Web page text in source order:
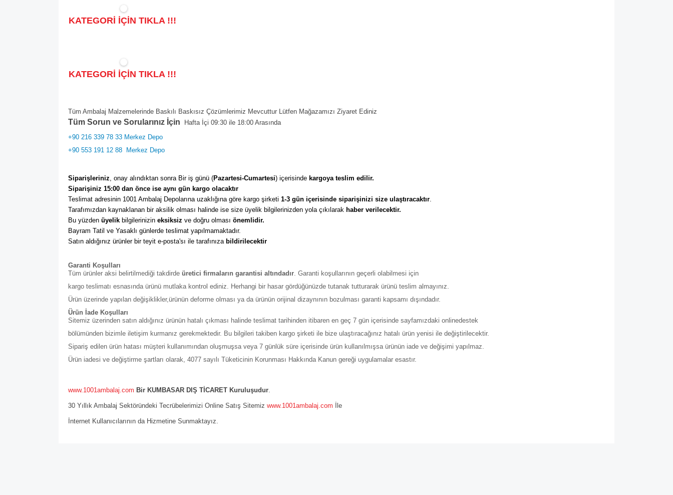
KATEGORİ İÇİN TIKLA !!!
KATEGORİ İÇİN TIKLA !!!
Tüm Ambalaj Malzemelerinde Baskılı Baskısız Çözümlerimiz Mevcuttur Lütfen Mağazamızı Ziyaret Ediniz
Tüm Sorun ve Sorularınız İçin Hafta İçi 09:30 ile 18:00 Arasında
+90 216 339 78 33 Merkez Depo
+90 553 191 12 88 Merkez Depo
Siparişleriniz, onay alındıktan sonra Bir iş günü (Pazartesi-Cumartesi) içerisinde kargoya teslim edilir.
Siparişiniz 15:00 dan önce ise aynı gün kargo olacaktır
Teslimat adresinin 1001 Ambalaj Depolarına uzaklığına göre kargo şirketi 1-3 gün içerisinde siparişinizi size ulaştıracaktır.
Tarafımızdan kaynaklanan bir aksilik olması halinde ise size üyelik bilgilerinizden yola çıkılarak haber verilecektir.
Bu yüzden üyelik bilgilerinizin eksiksiz ve doğru olması önemlidir.
Bayram Tatil ve Yasaklı günlerde teslimat yapılmamaktadır.
Satın aldığınız ürünler bir teyit e-posta'sı ile tarafınıza bildirilecektir
Garanti Koşulları
Tüm ürünler aksi belirtilmediği takdirde üretici firmaların garantisi altındadır. Garanti koşullarının geçerli olabilmesi için
kargo teslimatı esnasında ürünü mutlaka kontrol ediniz. Herhangi bir hasar gördüğünüzde tutanak tutturarak ürünü teslim almayınız.
Ürün üzerinde yapılan değişiklikler,ürünün deforme olması ya da ürünün orijinal dizaynının bozulması garanti kapsamı dışındadır.
Ürün İade Koşulları
Sitemiz üzerinden satın aldığınız ürünün hatalı çıkması halinde teslimat tarihinden itibaren en geç 7 gün içerisinde sayfamızdaki onlinedestek
bölümünden bizimle iletişim kurmanız gerekmektedir. Bu bilgileri takiben kargo şirketi ile bize ulaştıracağınız hatalı ürün yenisi ile değiştirilecektir.
Sipariş edilen ürün hatası müşteri kullanımından oluşmuşsa veya 7 günlük süre içerisinde ürün kullanılmışsa ürünün iade ve değişimi yapılmaz.
Ürün iadesi ve değiştirme şartları olarak, 4077 sayılı Tüketicinin Korunması Hakkında Kanun gereği uygulamalar esastır.
www.1001ambalaj.com Bir KUMBASAR DIŞ TİCARET Kuruluşudur.
30 Yıllık Ambalaj Sektöründeki Tecrübelerimizi Online Satış Sitemiz www.1001ambalaj.com İle
İnternet Kullanıcılarının da Hizmetine Sunmaktayız.